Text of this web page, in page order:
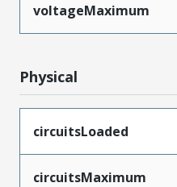
voltageMaximum
Physical
circuitsLoaded
circuitsMaximum